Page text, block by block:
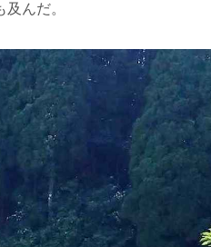
んだ。